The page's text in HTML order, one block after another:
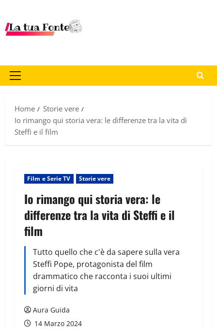
Home
Storie vere
Io rimango qui storia vera: le differenze tra la vita di
Steffi e il film
Film e Serie TV Storie vere
Io rimango qui storia vera: le
differenze tra la vita di Steffi e il
film
Tutto quello che c'è da sapere sulla vera
Steffi Pope, protagonista del film
drammatico che racconta i suoi ultimi
giorni di vita
Aura Guida
14 Marzo 2024